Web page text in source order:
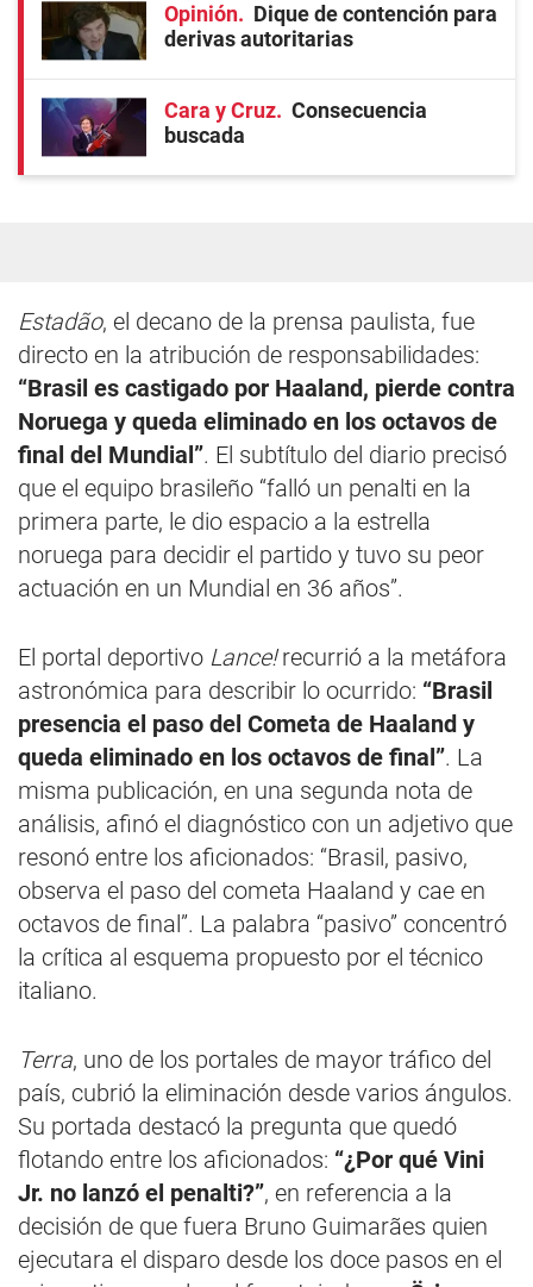
Opinión
Dique de contención para
derivas autoritarias
Cara y Cruz
Consecuencia
buscada
Estadão, el decano de la prensa paulista, fue
directo en la atribución de responsabilidades:
“Brasil es castigado por Haaland, pierde contra
Noruega y queda eliminado en los octavos de
final del Mundial”. El subtítulo del diario precisó
que el equipo brasileño “falló un penalti en la
primera parte, le dio espacio a la estrella
noruega para decidir el partido y tuvo su peor
actuación en un Mundial en 36 años”.
El portal deportivo Lance!recurrió a la metáfora
astronómica para describir lo ocurrido: “Brasil
presencia el paso del Cometa de Haaland y
queda eliminado en los octavos de final”. La
misma publicación, en una segunda nota de
análisis, afinó el diagnóstico con un adjetivo que
resonó entre los aficionados: “Brasil, pasivo,
observa el paso del cometa Haaland y cae en
octavos de final”. La palabra “pasivo” concentró
la crítica al esquema propuesto por el técnico
italiano.
Terra, uno de los portales de mayor tráfico del
país, cubrió la eliminación desde varios ángulos.
Su portada destacó la pregunta que quedó
flotando entre los aficionados: “¿Por qué Vini
Jr. no lanzó el penalti?”, en referencia a la
decisión de que fuera Bruno Guimarães quien
ejecutara el disparo desde los doce pasos en el